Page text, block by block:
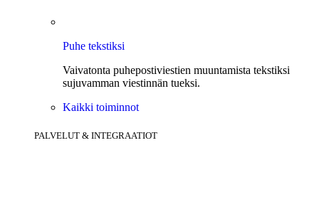
Puhe tekstiksi
Vaivatonta puhepostiviestien muuntamista tekstiksi
sujuvamman viestinnän tueksi.
Kaikki toiminnot
PALVELUT & INTEGRAATIOT